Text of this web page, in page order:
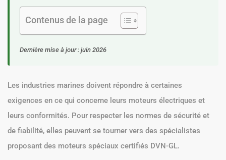
Contenus de la page
Dernière mise à jour : juin 2026
Les industries marines doivent répondre à certaines
exigences en ce qui concerne leurs moteurs électriques et
leurs conformités. Pour respecter les normes de sécurité et
de fiabilité, elles peuvent se tourner vers des spécialistes
proposant des moteurs spéciaux certifiés DVN-GL.